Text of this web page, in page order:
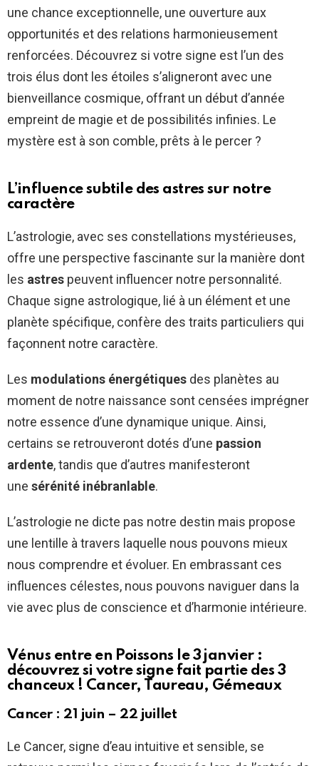
une chance exceptionnelle, une ouverture aux
opportunités et des relations harmonieusement
renforcées. Découvrez si votre signe est l’un des
trois élus dont les étoiles s’aligneront avec une
bienveillance cosmique, offrant un début d’année
empreint de magie et de possibilités infinies. Le
mystère est à son comble, prêts à le percer ?
L’influence subtile des astres sur notre
caractère
L’astrologie, avec ses constellations mystérieuses,
offre une perspective fascinante sur la manière dont
les astres peuvent influencer notre personnalité.
Chaque signe astrologique, lié à un élément et une
planète spécifique, confère des traits particuliers qui
façonnent notre caractère.
Les modulations énergétiques des planètes au
moment de notre naissance sont censées imprégner
notre essence d’une dynamique unique. Ainsi,
certains se retrouveront dotés d’une passion
ardente, tandis que d’autres manifesteront
une sérénité inébranlable.
L’astrologie ne dicte pas notre destin mais propose
une lentille à travers laquelle nous pouvons mieux
nous comprendre et évoluer. En embrassant ces
influences célestes, nous pouvons naviguer dans la
vie avec plus de conscience et d’harmonie intérieure.
Vénus entre en Poissons le 3 janvier :
découvrez si votre signe fait partie des 3
chanceux ! Cancer, Taureau, Gémeaux
Cancer : 21 juin – 22 juillet
Le Cancer, signe d’eau intuitive et sensible, se